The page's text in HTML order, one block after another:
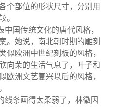
个部位的形状尺寸，分别用
。
国传统文化的唐代风格，
。她说，南北朝时期的雕刻
似欧洲中世纪刻板的风格，
向荣的生活气息了，叶子和
欧洲文艺复兴以后的风格，
线条画得太柔弱了，林徽因